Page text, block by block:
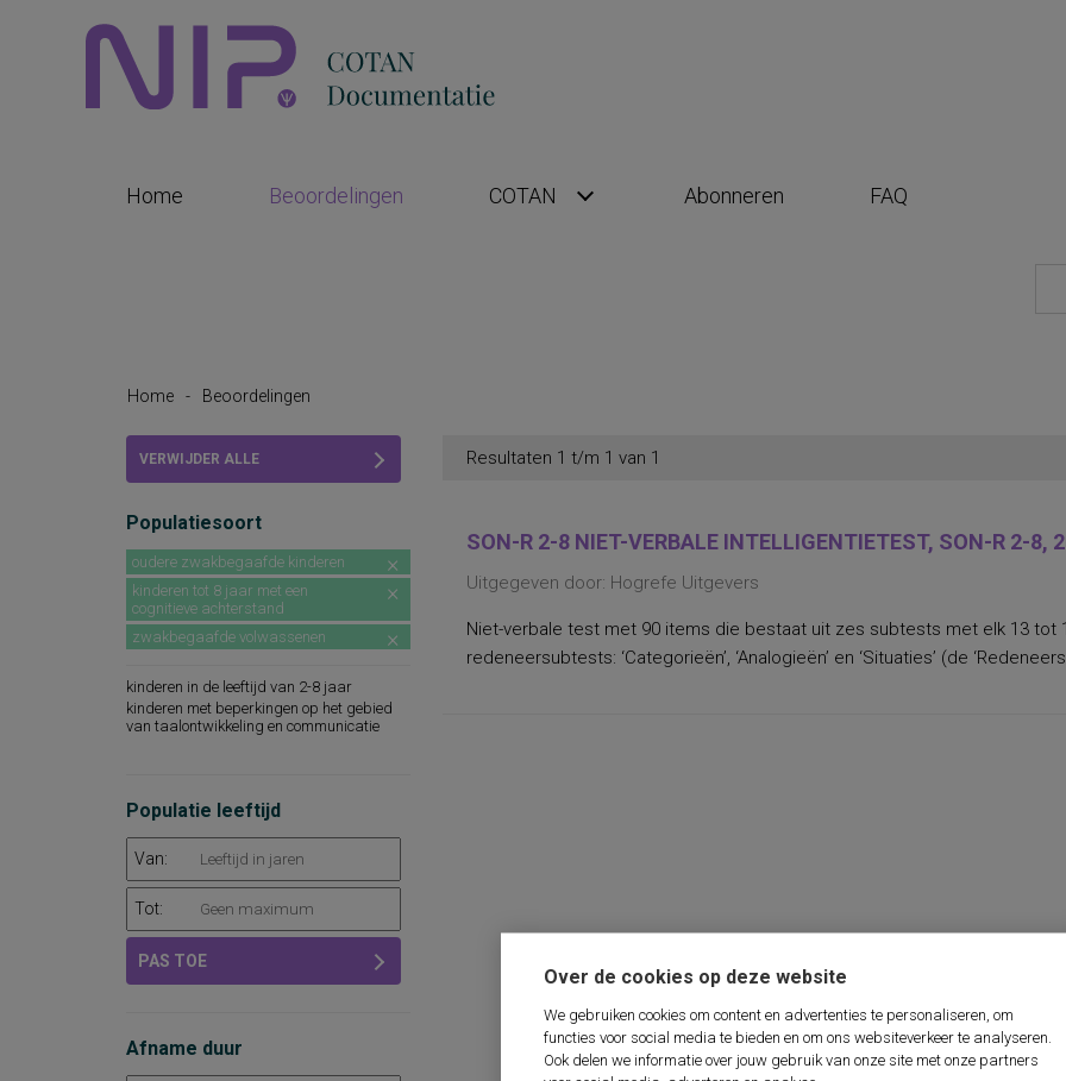
Over de cookies op deze website
We gebruiken cookies om content en advertenties te personaliseren, om
functies voor social media te bieden en om ons websiteverkeer te analyseren.
Ook delen we informatie over jouw gebruik van onze site met onze partners
Home Beoordelingen COTAN Abonneren FAQ
Home - Beoordelingen
VERWIJDER ALLE
Populatiesoort
oudere zwakbegaafde kinderen
kinderen tot 8 jaar met een
cognitieve achterstand
zwakbegaafde volwassenen
kinderen in de leeftijd van 2-8 jaar
kinderen met beperkingen op het gebied
van taalontwikkeling en communicatie
Populatie leeftijd
Van:
Tot:
PAS TOE
Afname duur
Resultaten 1 t/m 1 van 1
SON-R 2-8 NIET-VERBALE INTELLIGENTIETEST, SON-R 2-8,
Uitgegeven door: Hogrefe Uitgevers
Niet-verbale test met 90 items die bestaat uit zes subtests met elk 13 tot
redeneersubtests: ‘Categorieën’, ‘Analogieën’ en ‘Situaties’ (de